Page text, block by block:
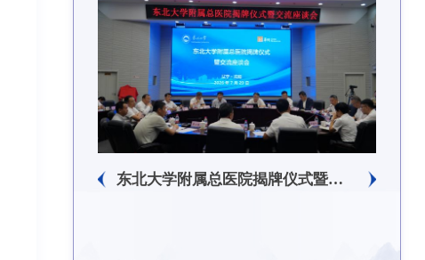
东北大学附属总医院揭牌仪式暨交流座谈会举行